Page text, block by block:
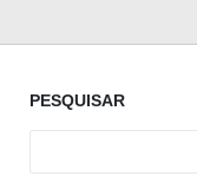
PESQUISAR